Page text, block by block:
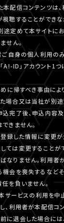
本配信コンテンツは
視聴することができ
途定めて本サイトに
せん。
自身の個人利用の
A!-ID」アカウント1
に帰すべき事由によ
場合又は当社が別
込完了後、申込内容
きません。
録した情報に変更
ては変更することが
なりません。利用者
機会を喪失するなど
を負いません。
サービスの利用を中
し、利用者が本配信
に退会した場合には